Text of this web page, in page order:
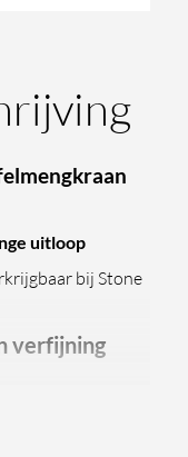
uitloop
bij Stone
verfijning